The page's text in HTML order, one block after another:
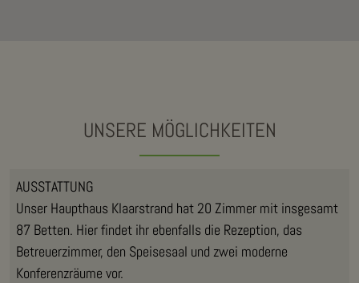
UNSERE MÖGLICHKEITEN
AUSSTATTUNG
Unser Haupthaus Klaarstrand hat 20 Zimmer mit insgesamt
87 Betten. Hier findet ihr ebenfalls die Rezeption, das
Betreuerzimmer, den Speisesaal und zwei moderne
Konferenzräume vor.